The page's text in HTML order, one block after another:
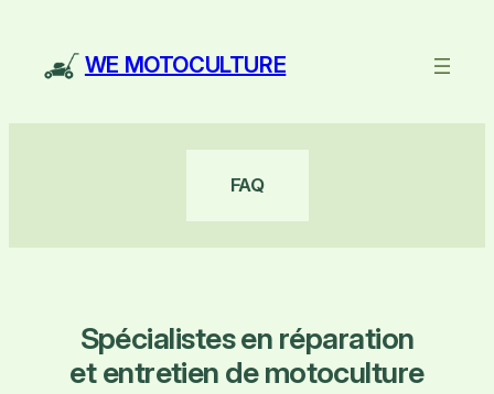
contenu
WE MOTOCULTURE
FAQ
Spécialistes en réparation
et entretien de motoculture